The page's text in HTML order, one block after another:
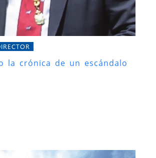
la crónica de un escándalo